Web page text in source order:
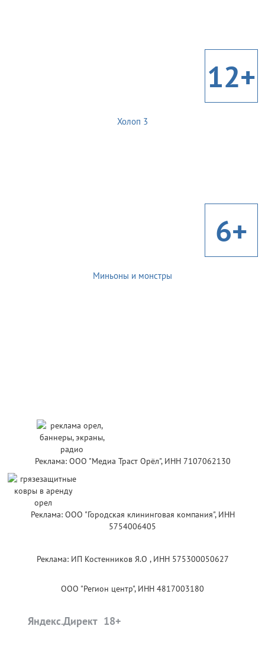
12+
Холоп 3
6+
Миньоны и монстры
Реклама: ООО "Медиа Траст Орёл", ИНН 7107062130
Реклама: ООО "Городская клининговая компания", ИНН
5754006405
Реклама: ИП Костенников Я.О , ИНН 575300050627
ООО "Регион центр", ИНН 4817003180
Яндекс.Директ